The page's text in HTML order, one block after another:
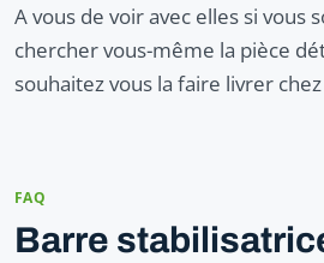
A vous de voir avec elles si vous
chercher vous-même la pièce
souhaitez vous la faire livrer
FAQ
Barre